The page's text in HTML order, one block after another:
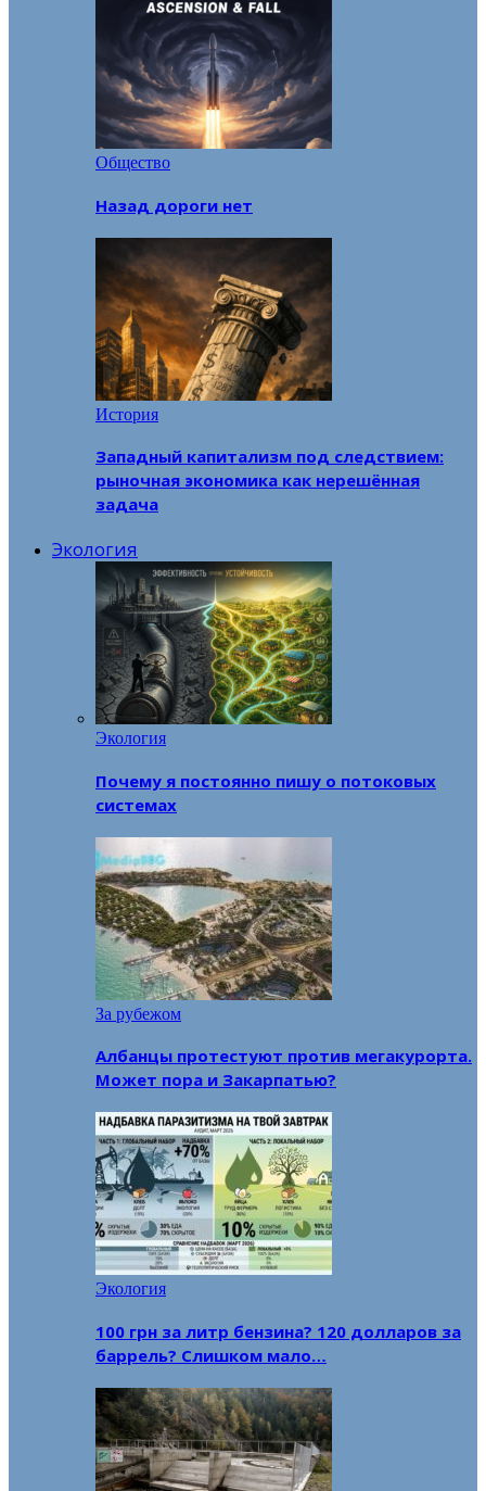
Общество
Назад дороги нет
История
Западный капитализм под следствием:
рыночная экономика как нерешённая
задача
Экология
Экология
Почему я постоянно пишу о потоковых
системах
За рубежом
Албанцы протестуют против мегакурорта.
Может пора и Закарпатью?
Экология
100 грн за литр бензина? 120 долларов за
баррель? Слишком мало…